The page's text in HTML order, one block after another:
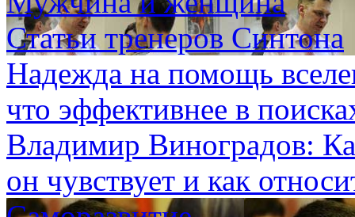
Статьи тренеров Синтона
Надежда на помощь
что эффективнее в
Владимир Виноградов:
он чувствует и как